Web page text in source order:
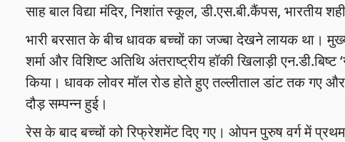
साह बाल विद्या मंदिर, निशांत स्कूल, डी.एस.बी.कैंपस, भारतीय
भारी बरसात के बीच धावक बच्चों का जज्बा देखने लायक था।
शर्मा और विशिष्ट अतिथि अंतराष्ट्रीय हॉकी खिलाड़ी
किया। धावक लोवर मॉल रोड होते हुए तल्लीताल डांट तक गए
दौड़ सम्पन्न हुई।
रेस के बाद बच्चों को रिफ्रेशमेंट दिए गए। ओपन पुरुष वर्ग में